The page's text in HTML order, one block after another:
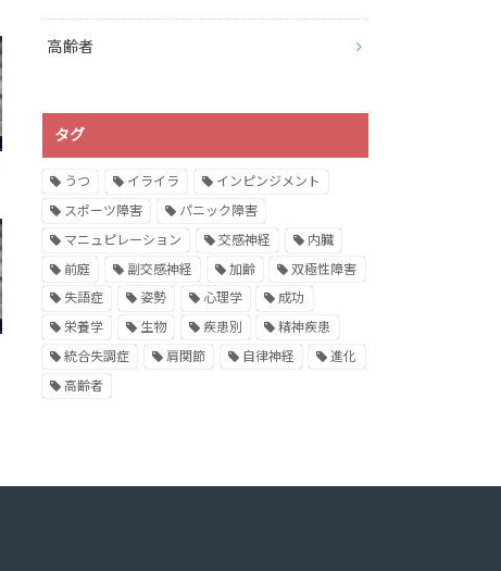
高齢者
タグ
うつ イライラ
インピンジメント
スポーツ障害
パニック障害
マニュピレーション
交感神経
内臓
前庭
副交感神経 加齢
双極性障害
失語症
姿勢 心理学
成功
栄養学
生物 疾患別
精神疾患
統合失調症
肩関節 自律神経
進化
高齢者